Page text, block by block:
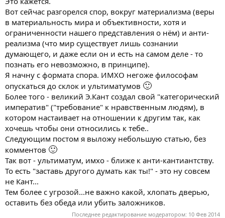
Вот сейчас разгорелся спор, вокруг материализма (веры
в материальность мира и объективности, хотя и
ограниченности нашего представления о нём) и анти-
реализма (что мир существует лишь сознании
думающего, и даже если он и есть на самом деле - то
познать его невозможно, в принципе).
Я начну с формата спора. ИМХО негоже философам
опускаться до склок и ультиматумов 🙂
Более того - великий Э.Кант создал свой "категорический
императив" ("требование" к нравственным людям), в
котором настаивает на отношении к другим так, как
хочешь чтобы они относились к тебе..
Следующим постом я выложу небольшую статью, без
комментов 🙂
Так вот - ультиматум, имхо - ближе к анти-кантиантству.
То есть "заставь другого думать как ты!" - это ну совсем
не Кант...
Тем более с угрозой...не важно какой, хлопать дверью,
оставить без обеда или убить заложников.
Последнее редактирование модератором: 10 Фев 2014